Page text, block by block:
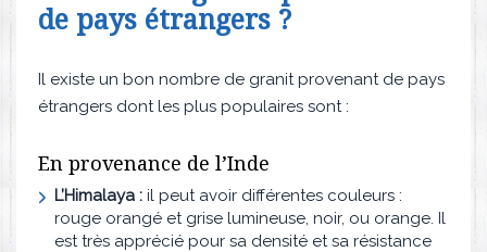
de pays étrangers ?
Il existe un bon nombre de granit provenant de pays
étrangers dont les plus populaires sont :
En provenance de l’Inde
L’Himalaya : il peut avoir différentes couleurs :
rouge orangé et grise lumineuse, noir, ou orange. Il
est très apprécié pour sa densité et sa résistance